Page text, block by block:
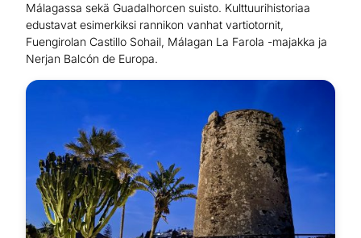
Málagassa sekä Guadalhorcen suisto. Kulttuurihistoriaa
edustavat esimerkiksi rannikon vanhat vartiotornit,
Fuengirolan Castillo Sohail, Málagan La Farola -majakka ja
Nerjan Balcón de Europa.